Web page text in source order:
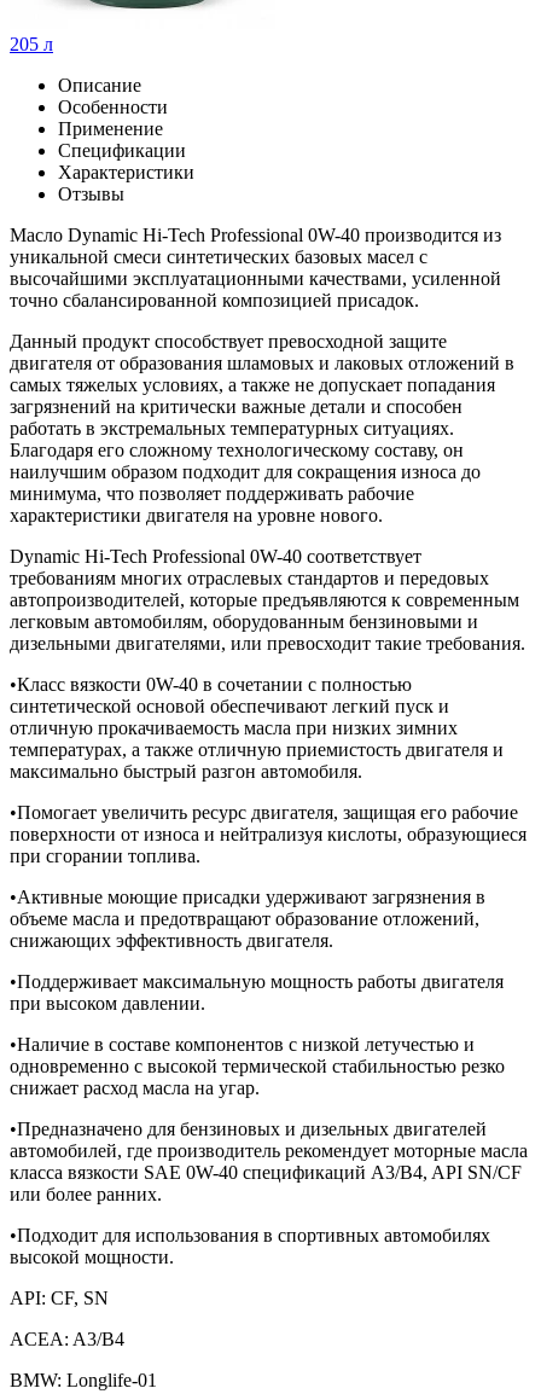
205 л
Описание
Особенности
Применение
Спецификации
Характеристики
Отзывы
Масло Dynamic Hi-Tech Professional 0W-40 производится из
уникальной смеси синтетических базовых масел с
высочайшими эксплуатационными качествами, усиленной
точно сбалансированной композицией присадок.
Данный продукт способствует превосходной защите
двигателя от образования шламовых и лаковых отложений в
самых тяжелых условиях, а также не допускает попадания
загрязнений на критически важные детали и способен
работать в экстремальных температурных ситуациях.
Благодаря его сложному технологическому составу, он
наилучшим образом подходит для сокращения износа до
минимума, что позволяет поддерживать рабочие
характеристики двигателя на уровне нового.
Dynamic Hi-Tech Professional 0W-40 соответствует
требованиям многих отраслевых стандартов и передовых
автопроизводителей, которые предъявляются к современным
легковым автомобилям, оборудованным бензиновыми и
дизельными двигателями, или превосходит такие требования.
•Класс вязкости 0W-40 в сочетании с полностью
синтетической основой обеспечивают легкий пуск и
отличную прокачиваемость масла при низких зимних
температурах, а также отличную приемистость двигателя и
максимально быстрый разгон автомобиля.
•Помогает увеличить ресурс двигателя, защищая его рабочие
поверхности от износа и нейтрализуя кислоты, образующиеся
при сгорании топлива.
•Активные моющие присадки удерживают загрязнения в
объеме масла и предотвращают образование отложений,
снижающих эффективность двигателя.
•Поддерживает максимальную мощность работы двигателя
при высоком давлении.
•Наличие в составе компонентов с низкой летучестью и
одновременно с высокой термической стабильностью резко
снижает расход масла на угар.
•Предназначено для бензиновых и дизельных двигателей
автомобилей, где производитель рекомендует моторные масла
класса вязкости SAE 0W-40 спецификаций A3/B4, API SN/CF
или более ранних.
•Подходит для использования в спортивных автомобилях
высокой мощности.
API: CF, SN
ACEA: A3/B4
BMW: Longlife-01